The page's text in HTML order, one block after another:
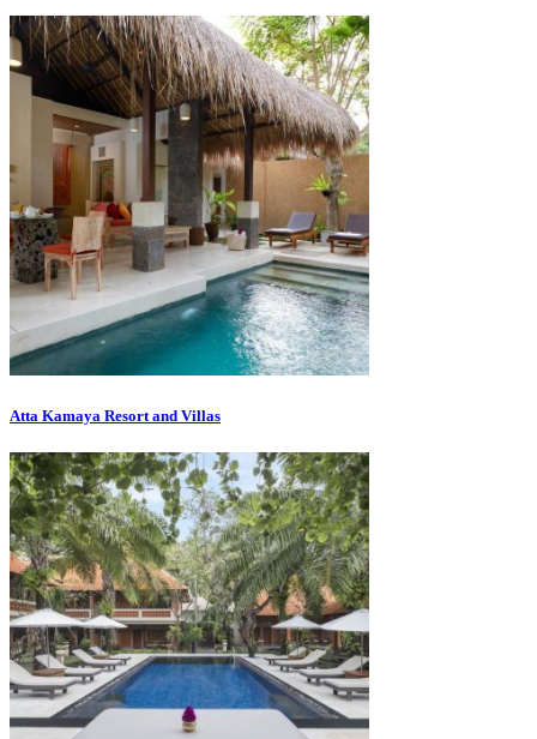
Atta Kamaya Resort and Villas